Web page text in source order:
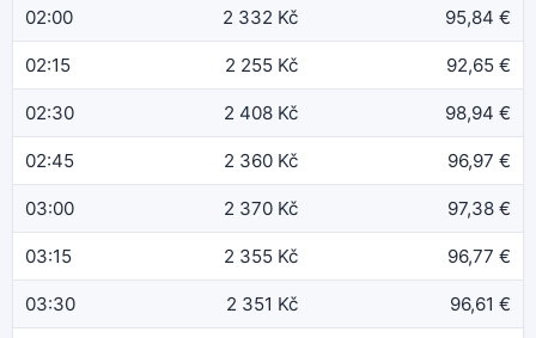
02:00 2 332 Kč 95,84 €
02:15 2 255 Kč 92,65 €
02:30 2 408 Kč 98,94 €
02:45 2 360 Kč 96,97 €
03:00 2 370 Kč 97,38 €
03:15 2 355 Kč 96,77 €
03:30 2 351 Kč 96,61 €